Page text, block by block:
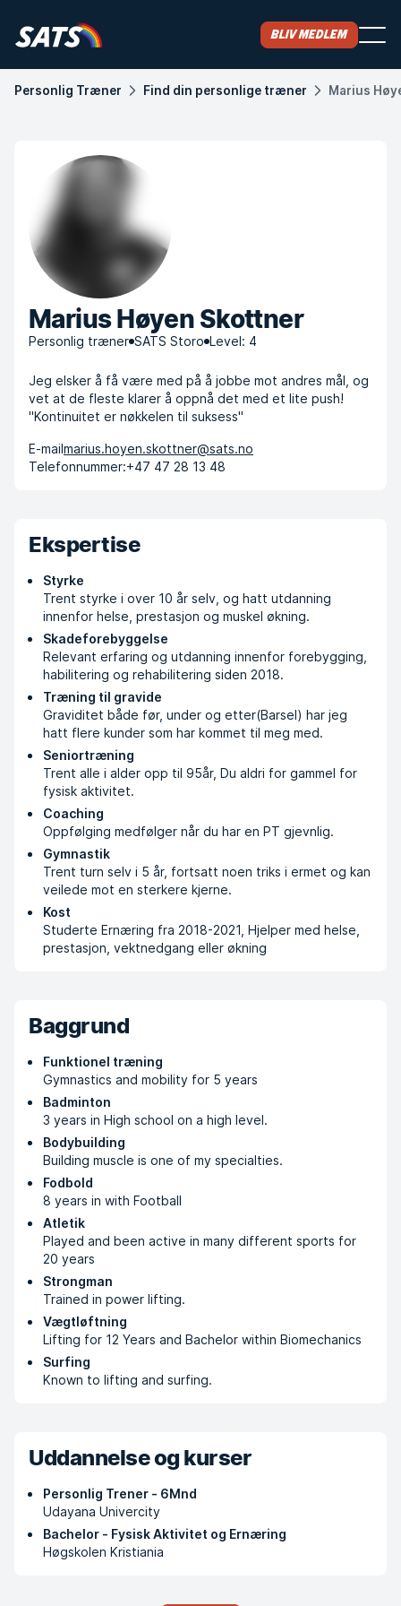
Bliv medlem
Personlig Træner Find din personlige træner Marius
Marius Høyen Skottner
Personlig træner SATS Storo Level: 4
Jeg elsker å få være med på å jobbe mot andres mål, og
vet at de fleste klarer å oppnå det med et lite push!
"Kontinuitet er nøkkelen til suksess"
E-mailmarius.hoyen.skottner@sats.no
Telefonnummer:+47 47 28 13 48
Ekspertise
Styrke
Trent styrke i over 10 år selv, og hatt utdanning
innenfor helse, prestasjon og muskel økning.
Skadeforebyggelse
Relevant erfaring og utdanning innenfor forebygging,
habilitering og rehabilitering siden 2018.
Træning til gravide
Graviditet både før, under og etter(Barsel) har jeg
hatt flere kunder som har kommet til meg med.
Seniortræning
Trent alle i alder opp til 95år, Du aldri for gammel for
fysisk aktivitet.
Coaching
Oppfølging medfølger når du har en PT gjevnlig.
Gymnastik
Trent turn selv i 5 år, fortsatt noen triks i ermet og kan
veilede mot en sterkere kjerne.
Kost
Studerte Ernæring fra 2018-2021, Hjelper med helse,
prestasjon, vektnedgang eller økning
Baggrund
Funktionel træning
Gymnastics and mobility for 5 years
Badminton
3 years in High school on a high level.
Bodybuilding
Building muscle is one of my specialties.
Fodbold
8 years in with Football
Atletik
Played and been active in many different sports for
20 years
Strongman
Trained in power lifting.
Vægtløftning
Lifting for 12 Years and Bachelor within Biomechanics
Surfing
Known to lifting and surfing.
Uddannelse og kurser
Personlig Trener - 6Mnd
Udayana Univercity
Bachelor - Fysisk Aktivitet og Ernæring
Høgskolen Kristiania